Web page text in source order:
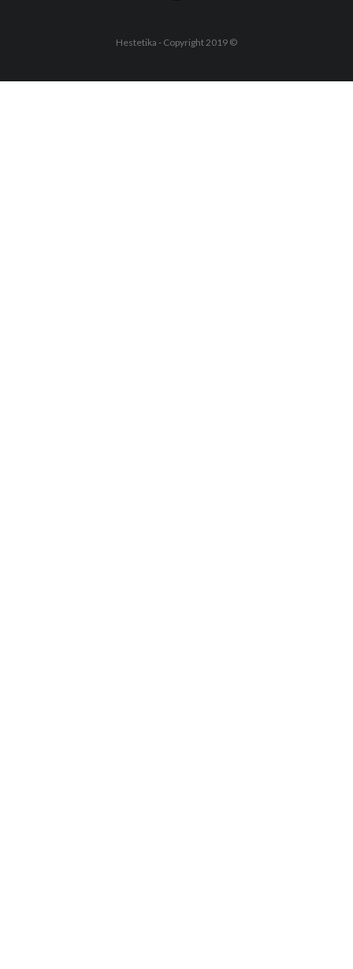
Hestetika - Copyright 2019 ©